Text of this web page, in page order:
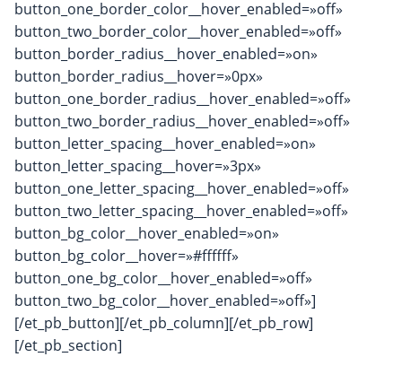
button_one_border_color__hover_enabled=»off»
button_two_border_color__hover_enabled=»off»
button_border_radius__hover_enabled=»on»
button_border_radius__hover=»0px»
button_one_border_radius__hover_enabled=»off»
button_two_border_radius__hover_enabled=»off»
button_letter_spacing__hover_enabled=»on»
button_letter_spacing__hover=»3px»
button_one_letter_spacing__hover_enabled=»off»
button_two_letter_spacing__hover_enabled=»off»
button_bg_color__hover_enabled=»on»
button_bg_color__hover=»#ffffff»
button_one_bg_color__hover_enabled=»off»
button_two_bg_color__hover_enabled=»off»]
[/et_pb_button][/et_pb_column][/et_pb_row]
[/et_pb_section]